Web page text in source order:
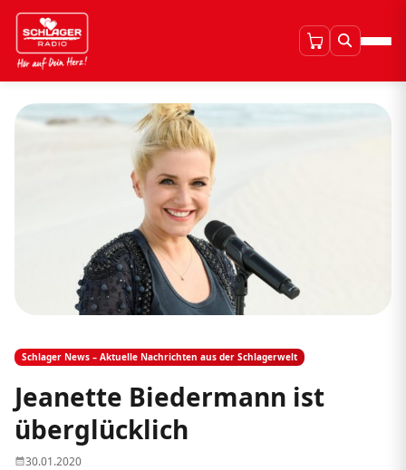
Schlager News – Aktuelle Nachrichten aus der Schlagerwelt
Jeanette Biedermann ist
überglücklich
30.01.2020